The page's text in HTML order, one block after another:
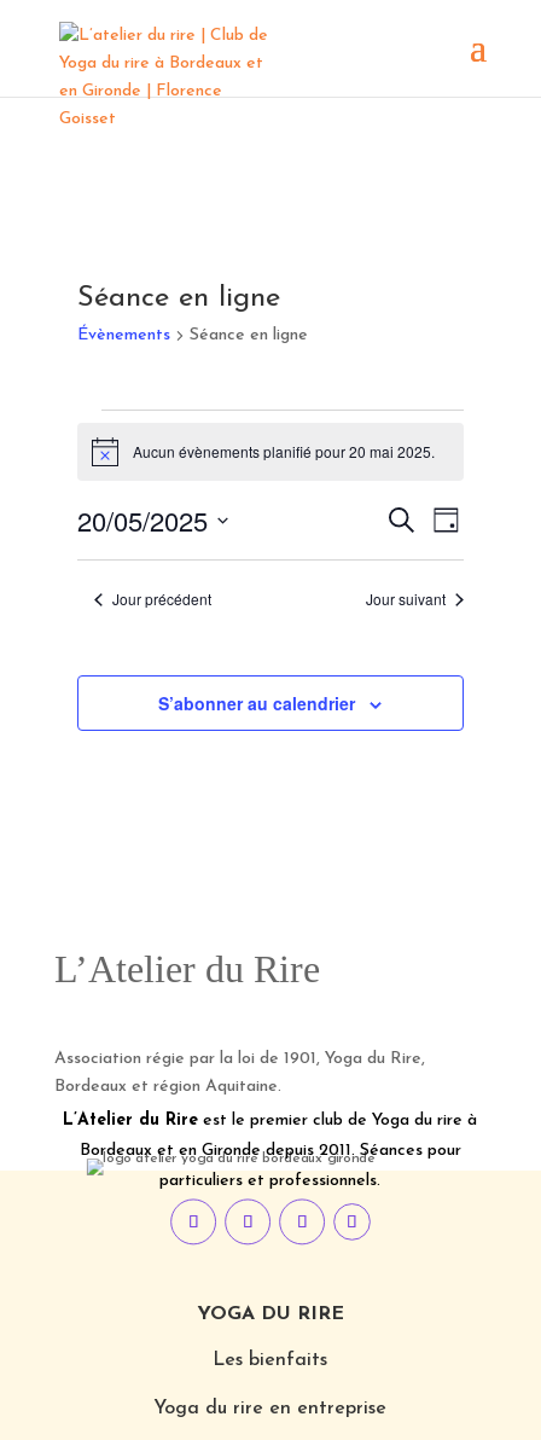
Séance en ligne
Évènements Séance en ligne
for
mai
NoticeAucun évènements planifié pour 20 mai 2025.
Recherche
de
Recherche
de
vues
Jour
20/05/2025
date.Jour précédent Jour suivant
S’abonner au calendrier
L’Atelier du Rire
Association régie par la loi de 1901, Yoga du Rire,
Bordeaux et région Aquitaine.
L’Atelier du Rire est le premier club de Yoga du rire à
Bordeaux et en Gironde depuis 2011. Séances pour
particuliers et professionnels.
YOGA DU RIRE
Les bienfaits
Yoga du rire en entreprise